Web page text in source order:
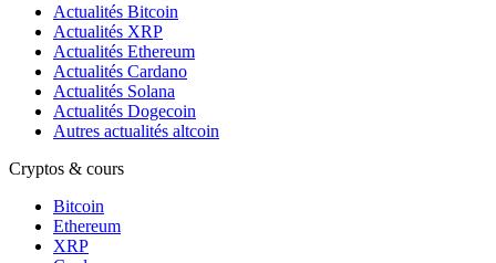
Actualités Bitcoin
Actualités XRP
Actualités Ethereum
Actualités Cardano
Actualités Solana
Actualités Dogecoin
Autres actualités altcoin
Cryptos & cours
Bitcoin
Ethereum
XRP